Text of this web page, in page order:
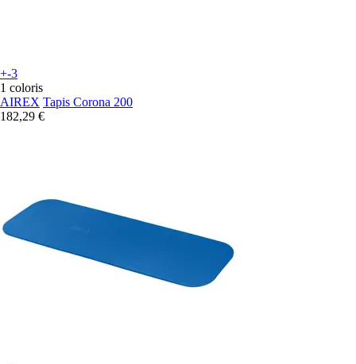
+-3
1 coloris
AIREX Tapis Corona 200
182,29 €